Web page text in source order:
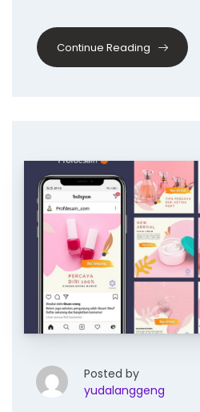
Continue Reading
Posted by
yudalanggeng